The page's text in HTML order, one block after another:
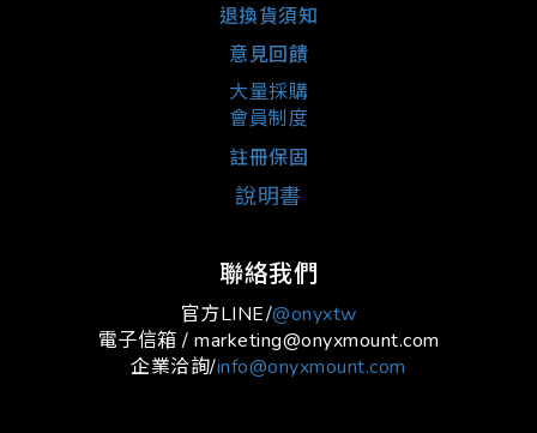
退換貨須知
意見回饋
大量採購
會員制度
註冊保固
說明書
聯絡我們
官方LINE/@onyxtw
電子信箱 / marketing@onyxmount.com
企業洽詢/info@onyxmount.com